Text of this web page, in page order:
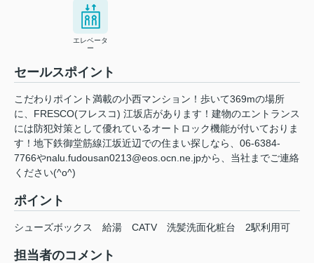
エレベータ
ー
セールスポイント
こだわりポイント満載の小西マンション！歩いて369mの場所
に、FRESCO(フレスコ) 江坂店があります！建物のエントランス
には防犯対策として優れているオートロック機能が付いておりま
す！地下鉄御堂筋線江坂近辺での住まい探しなら、06-6384-
7766やnalu.fudousan0213@eos.ocn.ne.jpから、当社までご連絡
ください(^o^)
ポイント
シューズボックス 給湯 CATV 洗髪洗面化粧台 2駅利用可
担当者のコメント